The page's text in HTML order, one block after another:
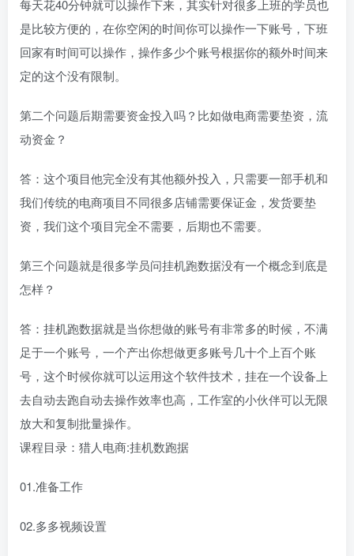
每天花40分钟就可以操作下来，其实针对很多上班的学员也
是比较方便的，在你空闲的时间你可以操作一下账号，下班
回家有时间可以操作，操作多少个账号根据你的额外时间来
定的这个没有限制。
第二个问题后期需要资金投入吗？比如做电商需要垫资，流
动资金？
答：这个项目他完全没有其他额外投入，只需要一部手机和
我们传统的电商项目不同很多店铺需要保证金，发货要垫
资，我们这个项目完全不需要，后期也不需要。
第三个问题就是很多学员问挂机跑数据没有一个概念到底是
怎样？
答：挂机跑数据就是当你想做的账号有非常多的时候，不满
足于一个账号，一个产出你想做更多账号几十个上百个账
号，这个时候你就可以运用这个软件技术，挂在一个设备上
去自动去跑自动去操作效率也高，工作室的小伙伴可以无限
放大和复制批量操作。
课程目录：猎人电商:挂机数跑据
01.准备工作
02.多多视频设置